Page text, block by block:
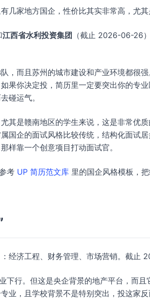
几家地方国企，性价比其实非常高，尤
江西省水利投资集团
（截止 2026-06-26
，而且苏州的城市建设和产业环境都很
果你决定投，简历里一定要突出你的专
碰运气。
其是赣南地区的学生来说，这是非常优
国企的面试风格比较传统，结构化面试
样靠一个创意项目打动面试官。
考 UP 简历范文库 里的国企风格模板，
经济工程、财务管理、市场营销。截止
下行。但这是央企背景的地产平台，而
业，且学校背景不是特别突出，投这家